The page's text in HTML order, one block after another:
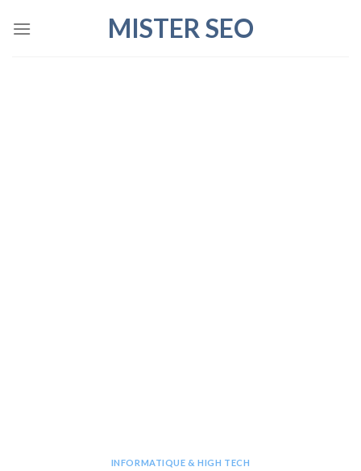
MISTER SEO
INFORMATIQUE & HIGH TECH